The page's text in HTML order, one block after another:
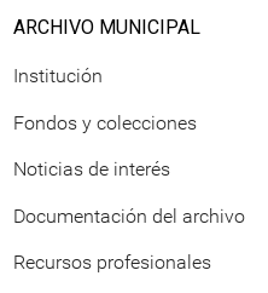
ARCHIVO MUNICIPAL
Institución
Fondos y colecciones
Noticias de interés
Documentación del archivo
Recursos profesionales